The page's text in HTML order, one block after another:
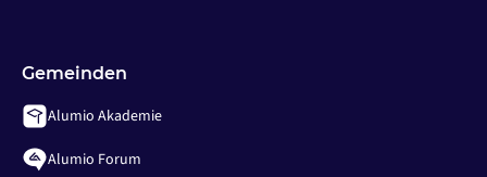
Gemeinden
Alumio Akademie
Alumio Forum